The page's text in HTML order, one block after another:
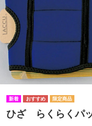
ひざ らくらくパ